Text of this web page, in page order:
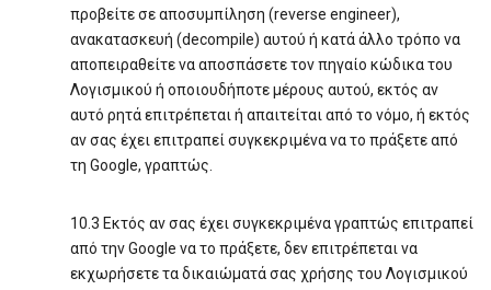
προβείτε σε αποσυμπίληση (reverse engineer),
ανακατασκευή (decompile) αυτού ή κατά άλλο τρόπο να
αποπειραθείτε να αποσπάσετε τον πηγαίο κώδικα του
Λογισμικού ή οποιουδήποτε μέρους αυτού, εκτός αν
αυτό ρητά επιτρέπεται ή απαιτείται από το νόμο, ή εκτός
αν σας έχει επιτραπεί συγκεκριμένα να το πράξετε από
τη Google, γραπτώς.
10.3 Εκτός αν σας έχει συγκεκριμένα γραπτώς επιτραπεί
από την Google να το πράξετε, δεν επιτρέπεται να
εκχωρήσετε τα δικαιώματά σας χρήσης του Λογισμικού